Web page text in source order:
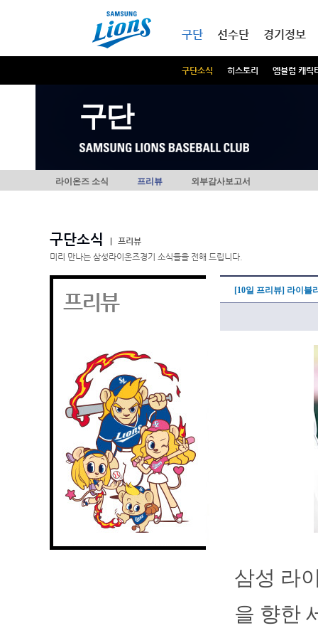
구단
구단소식 히스토리 엠블럼 캐릭
선수단 경기정보
구단
라이온즈 소식 프리뷰 외부감사보고서
구단소식
프리뷰
미리 만나는 삼성라이온즈경기 소식들을 전해 드립니다.
프리뷰 [10일 프리뷰] 라이블
삼성 라
을 향한